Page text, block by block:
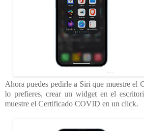
Ahora puedes pedirle a Siri que muestre el
lo prefieres, crear un widget en el
muestre el Certificado COVID en un click.